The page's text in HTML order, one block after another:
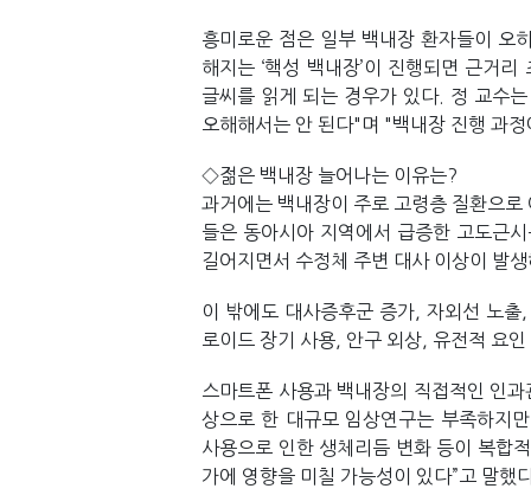
흥미로운 점은 일부 백내장 환자들이 오
해지는 ‘핵성 백내장’이 진행되면 근거
글씨를 읽게 되는 경우가 있다. 정 교수
오해해서는 안 된다"며 "백내장 진행 과
◇젊은 백내장 늘어나는 이유는?
과거에는 백내장이 주로 고령층 질환으
들은 동아시아 지역에서 급증한 고도근
길어지면서 수정체 주변 대사 이상이 발
이 밖에도 대사증후군 증가, 자외선 노
로이드 장기 사용, 안구 외상, 유전적 요
스마트폰 사용과 백내장의 직접적인 인
상으로 한 대규모 임상연구는 부족하지
사용으로 인한 생체리듬 변화 등이 복합
가에 영향을 미칠 가능성이 있다”고 말했